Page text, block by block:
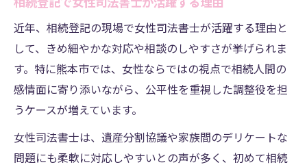
相続登記で女性司法書士が活躍する理由
近年、相続登記の現場で女性司法書士が活躍する理由と
して、きめ細やかな対応や相談のしやすさが挙げられま
す。特に熊本市では、女性ならではの視点で相続人間の
感情面に寄り添いながら、公平性を重視した調整役を担
うケースが増えています。
女性司法書士は、遺産分割協議や家族間のデリケートな
問題にも柔軟に対応しやすいとの声が多く、初めて相続